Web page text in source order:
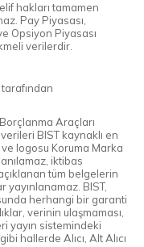
hakları tamamen
Pay Piyasası,
Opsiyon Piyasası
verilerdir.
Araçları
BIST kaynaklı en
logosu Koruma Marka
iktibas
tüm belgelerin
yayınlanamaz. BIST,
herhangi bir garanti
verinin ulaşmaması,
yayın sistemindeki
hallerde Alıcı, Alt Alıcı